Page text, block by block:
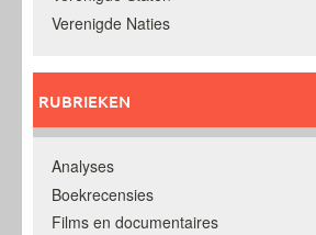
Verenigde Naties
RUBRIEKEN
Analyses
Boekrecensies
Films en documentaires